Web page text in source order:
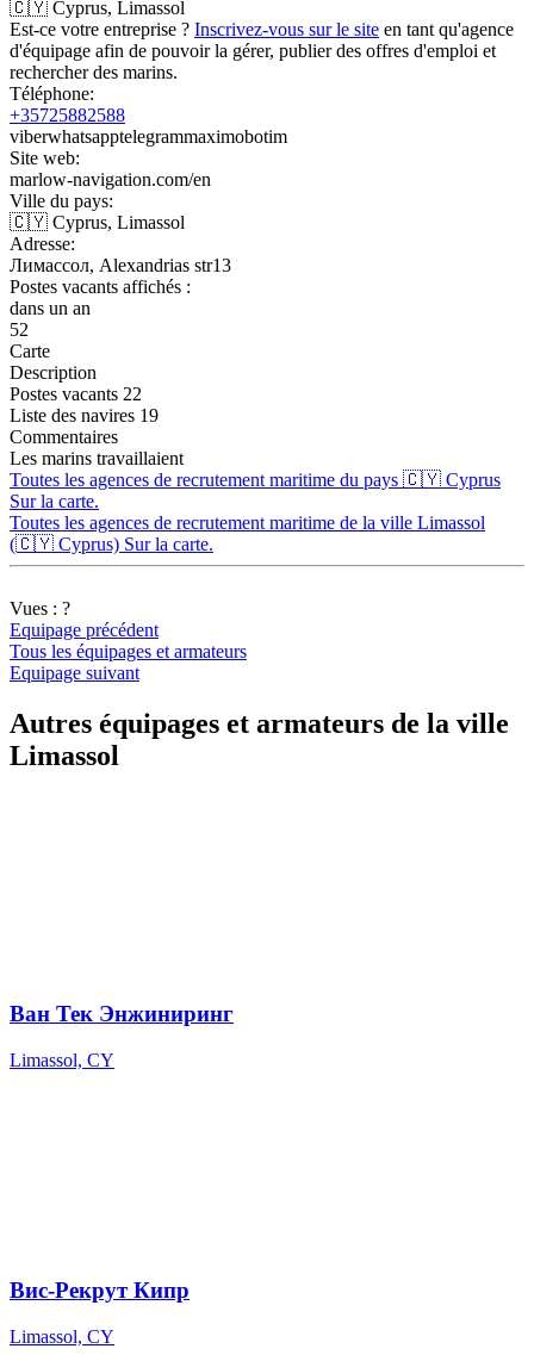
🇨🇾 Cyprus, Limassol
Est-ce votre entreprise ? Inscrivez-vous sur le site en tant qu'agence
d'équipage afin de pouvoir la gérer, publier des offres d'emploi et
rechercher des marins.
Téléphone:
+35725882588
viberwhatsapptelegrammaximobotim
Site web:
marlow-navigation.com/en
Ville du pays:
🇨🇾 Cyprus, Limassol
Adresse:
Лимассол, Alexandrias str13
Postes vacants affichés :
dans un an
52
Carte
Description
Postes vacants 22
Liste des navires 19
Commentaires
Les marins travaillaient
Toutes les agences de recrutement maritime du pays 🇨🇾 Cyprus
Sur la carte.
Toutes les agences de recrutement maritime de la ville Limassol
(🇨🇾 Cyprus) Sur la carte.
Vues : ?
Equipage précédent
Tous les équipages et armateurs
Equipage suivant
Autres équipages et armateurs de la ville
Limassol
Ван Тек Энжиниринг
Limassol, CY
Вис-Рекрут Кипр
Limassol, CY